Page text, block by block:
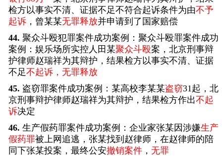
检方以事实不清、证据不足不符合起诉条件为由不予
起诉 ，曾某某无罪释放并申请到了国家赔偿
44. 聚众斗殴犯罪案件成功案例：聚众斗殴罪案件成功
案例：娱乐场所实控人田某聚众斗殴案，北京刑事辩
护律师赵瑞祥为其辩护，结果检方以事实不清、证据
不足不起诉，无罪释放
45. 盗窃罪案件成功案例：某高校李某某盗窃31起，北
京刑事辩护律师赵瑞祥为其辩护，结果检方作出不起
诉决定
46. 生产假药罪案件成功案例：企业家张某因涉嫌生产
假药罪被上网追逃，张某找到赵律师，在赵律师的陪
同下张某投案，最终公安撤销案件 ， 无罪